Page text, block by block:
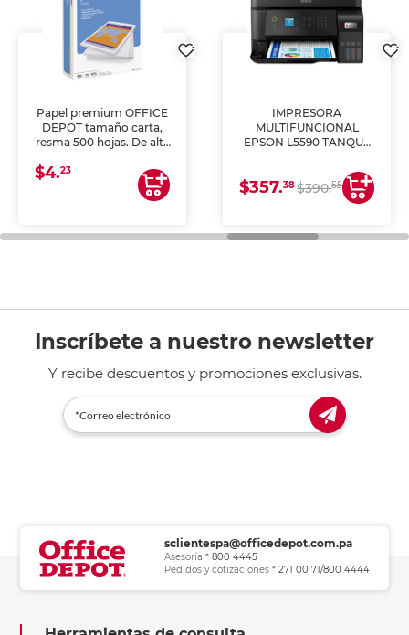
Papel premium OFFICE
DEPOT tamaño carta,
resma 500 hojas. De alta
uniforme, ideal para
impresoras de inyección
de tinta y láser,
general de oficina.
$4.23
IMPRESORA
MULTIFUNCIONAL
EPSON L5590 TANQUE
COPIA Y ESCANEA)
$357.38$390.55
Inscríbete a nuestro newsletter
Y recibe descuentos y promociones exclusivas.
sclientespa@officedepot.com.pa
Asesoría * 800 4445
Pedidos y cotizaciones * 271 00 71/800 4444